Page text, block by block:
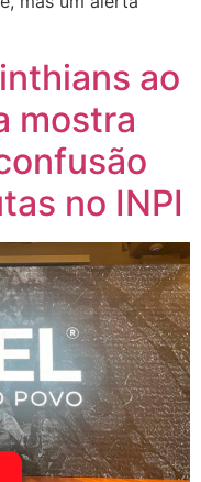
ao
mostra
no INPI